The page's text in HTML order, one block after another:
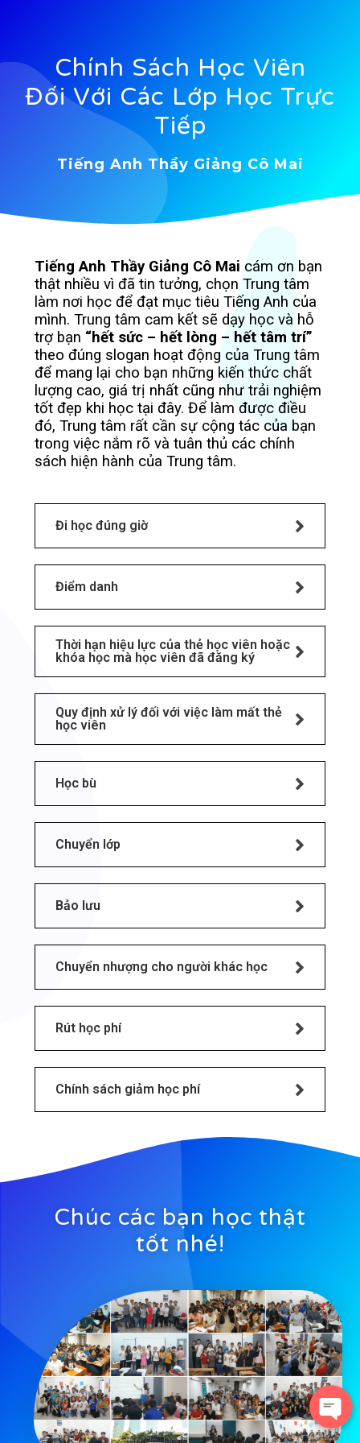
Chính Sách Học Viên
Đối Với Các Lớp Học Trực
Tiếp
Tiếng Anh Thầy Giảng Cô Mai
Tiếng Anh Thầy Giảng Cô Mai cám ơn bạn
thật nhiều vì đã tin tưởng, chọn Trung tâm
làm nơi học để đạt mục tiêu Tiếng Anh của
mình. Trung tâm cam kết sẽ dạy học và hỗ
trợ bạn “hết sức – hết lòng – hết tâm trí”
theo đúng slogan hoạt động của Trung tâm
để mang lại cho bạn những kiến thức chất
lượng cao, giá trị nhất cũng như trải nghiệm
tốt đẹp khi học tại đây. Để làm được điều
đó, Trung tâm rất cần sự cộng tác của bạn
trong việc nắm rõ và tuân thủ các chính
sách hiện hành của Trung tâm.
Đi học đúng giờ
Điểm danh
Thời hạn hiệu lực của thẻ học viên hoặc
khóa học mà học viên đã đăng ký
Quy định xử lý đối với việc làm mất thẻ
học viên
Học bù
Chuyển lớp
Bảo lưu
Chuyển nhượng cho người khác học
Rút học phí
Chính sách giảm học phí
Chúc các bạn học thật
tốt nhé!